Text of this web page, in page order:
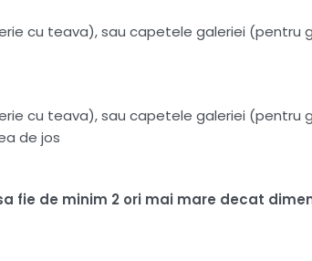
cu teava), sau capetele galeriei (pentru
cu teava), sau capetele galeriei (pentru
de jos
fie de minim 2 ori mai mare decat